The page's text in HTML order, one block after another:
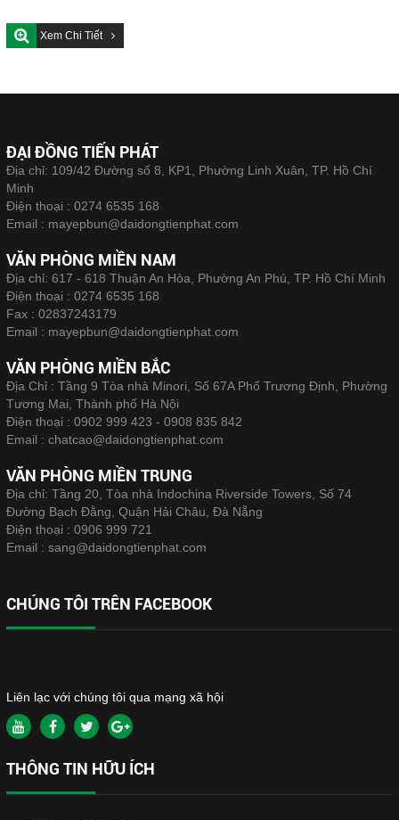
Xem Chi Tiết
ĐẠI ĐỒNG TIẾN PHÁT
Địa chỉ: 109/42 Đường số 8, KP1, Phường Linh Xuân, TP. Hồ Chí
Minh
Điện thoại : 0274 6535 168
Email : mayepbun@daidongtienphat.com
VĂN PHÒNG MIỀN NAM
Địa chỉ: 617 - 618 Thuận An Hòa, Phường An Phú, TP. Hồ Chí Minh
Điện thoại : 0274 6535 168
Fax : 02837243179
Email : mayepbun@daidongtienphat.com
VĂN PHÒNG MIỀN BẮC
Địa Chỉ : Tầng 9 Tòa nhà Minori, Số 67A Phố Trương Định, Phường
Tương Mai, Thành phố Hà Nội
Điện thoại : 0902 999 423 - 0908 835 842
Email : chatcao@daidongtienphat.com
VĂN PHÒNG MIỀN TRUNG
Địa chỉ: Tầng 20, Tòa nhà Indochina Riverside Towers, Số 74
Đường Bạch Đằng, Quận Hải Châu, Đà Nẵng
Điện thoại : 0906 999 721
Email : sang@daidongtienphat.com
CHÚNG TÔI TRÊN FACEBOOK
Liên lạc với chúng tôi qua mạng xã hội
THÔNG TIN HỮU ÍCH